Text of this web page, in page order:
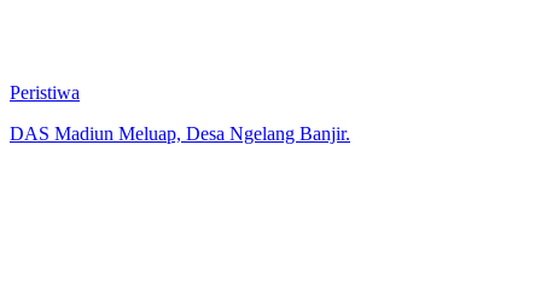
Peristiwa
DAS Madiun Meluap, Desa Ngelang Banjir.